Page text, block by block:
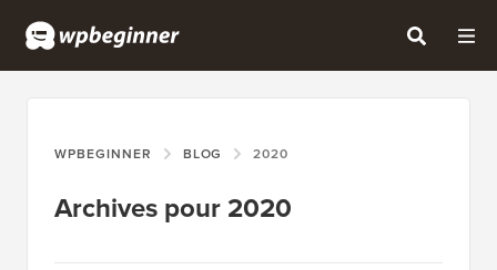
WPBEGINNER BLOG 2020
Archives pour 2020